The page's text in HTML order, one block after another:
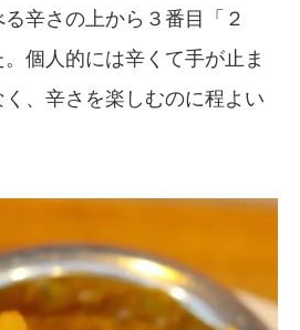
辛さの上から３番目「２
個人的には辛くて手が止ま
、辛さを楽しむのに程よい